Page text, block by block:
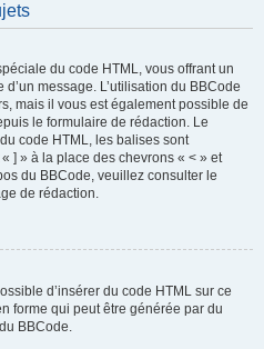
du code HTML, vous offrant un
message. L’utilisation du BBCode
mais il vous est également possible de
le formulaire de rédaction. Le
code HTML, les balises sont
] » à la place des chevrons « < » et
du BBCode, veuillez consulter le
de rédaction.
d’insérer du code HTML sur ce
forme qui peut être générée par du
BBCode.